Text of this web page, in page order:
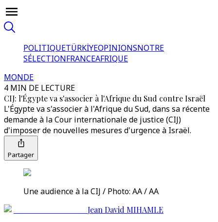
POLITIQUETÜRKİYEOPINIONSNOTRE
SÉLECTIONFRANCEAFRIQUE
MONDE
4 MIN DE LECTURE
CIJ: l'Égypte va s'associer à l'Afrique du Sud contre Israël
L'Égypte va s'associer à l'Afrique du Sud, dans sa récente
demande à la Cour internationale de justice (CIJ)
d'imposer de nouvelles mesures d'urgence à Israël.
Partager
Une audience à la CIJ / Photo: AA / AA
Jean David MIHAMLE